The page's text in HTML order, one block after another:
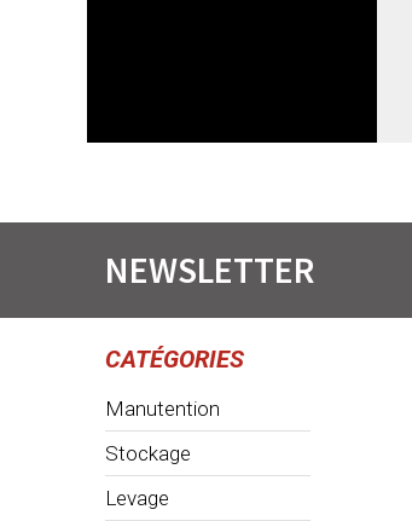
NEWSLETTER
CATÉGORIES
Manutention
Stockage
Levage